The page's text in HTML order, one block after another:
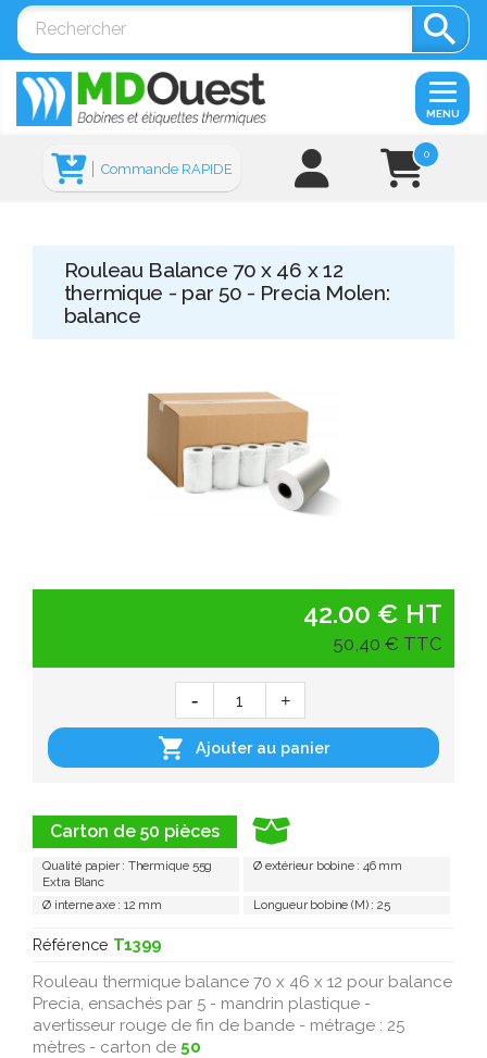

0
Commande RAPIDE
MENU
Rouleau Balance 70 x 46 x 12
thermique - par 50 - Precia Molen:
balance
Carton de 50 pièces
Qualité papier : Thermique 55g
Extra Blanc
Ø extérieur bobine : 46 mm
Ø interne axe : 12 mm Longueur bobine (M) : 25
Référence T1399
Rouleau thermique balance 70 x 46 x 12 pour balance
Precia, ensachés par 5 - mandrin plastique -
avertisseur rouge de fin de bande - métrage : 25
mètres - carton de 50
42.00 € HT
50,40 € TTC
 Ajouter au panier